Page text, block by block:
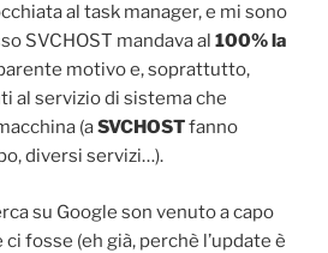
al task manager, e mi sono
SVCHOST mandava al 100% la
motivo e, soprattutto,
al servizio di sistema che
(aSVCHOSTfanno
diversi servizi…).
su Google son venuto a capo
fosse (eh già, perchè l’update è